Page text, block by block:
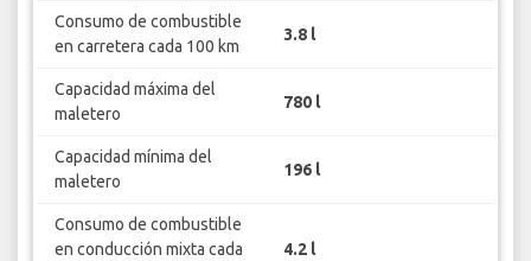
Consumo de combustible
en carretera cada 100 km
3.8 l
Capacidad máxima del
maletero
780 l
Capacidad mínima del
maletero
196 l
Consumo de combustible
en conducción mixta cada
4.2 l